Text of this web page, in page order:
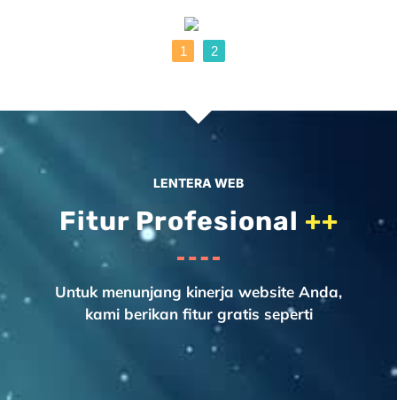
1 2
LENTERA WEB
Fitur Profesional ++
Untuk menunjang kinerja website Anda,
kami berikan fitur gratis seperti